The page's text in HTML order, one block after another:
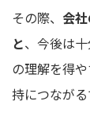
その際、 会
と、今後は
の理解を得
持につながる